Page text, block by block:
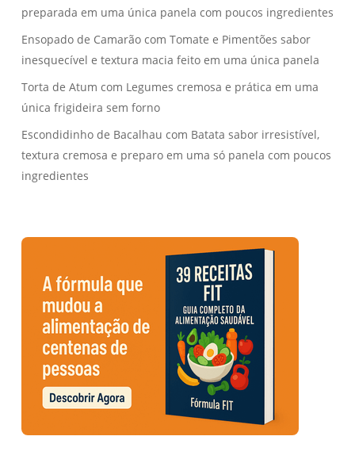
preparada em uma única panela com poucos ingredientes
Ensopado de Camarão com Tomate e Pimentões sabor
inesquecível e textura macia feito em uma única panela
Torta de Atum com Legumes cremosa e prática em uma
única frigideira sem forno
Escondidinho de Bacalhau com Batata sabor irresistível,
textura cremosa e preparo em uma só panela com poucos
ingredientes